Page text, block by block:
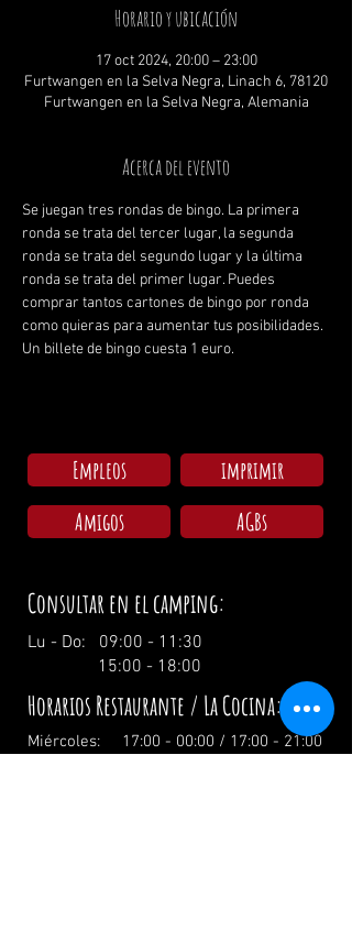
Horario y ubicación
17 oct 2024, 20:00 – 23:00
Furtwangen en la Selva Negra, Linach 6, 78120
Furtwangen en la Selva Negra, Alemania
Acerca del evento
Se juegan tres rondas de bingo. La primera
ronda se trata del tercer lugar, la segunda
ronda se trata del segundo lugar y la última
ronda se trata del primer lugar. Puedes
comprar tantos cartones de bingo por ronda
como quieras para aumentar tus posibilidades.
Un billete de bingo cuesta 1 euro.
Empleos
imprimir
Amigos
AGBs
Consultar en el camping:
Lu - Do: 09:00 - 11:30
15:00 - 18:00
Horarios Restaurante / La Cocina:
Miércoles: 17:00 - 00:00 / 17:00 - 21:00